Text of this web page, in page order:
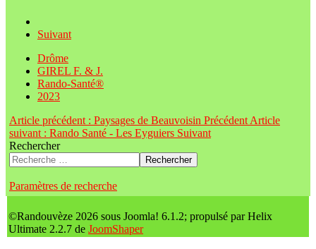
Suivant
Drôme
GIREL F. & J.
Rando-Santé®
2023
Article précédent : Paysages de Beauvoisin Précédent Article
suivant : Rando Santé - Les Eyguiers Suivant
Rechercher
Rechercher
Paramètres de recherche
©Randouvèze 2026 sous Joomla! 6.1.2; propulsé par Helix
Ultimate 2.2.7 de JoomShaper